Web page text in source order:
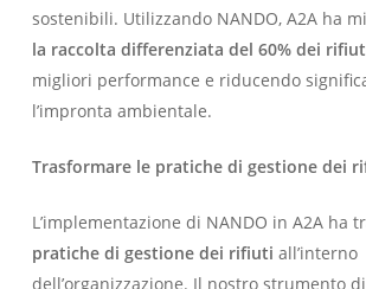
sostenibili. Utilizzando NANDO, A2A ha
la raccolta differenziata del 60% dei
migliori performance e riducendo
l’impronta ambientale.
Trasformare le pratiche di gestione dei
L’implementazione di NANDO in A2A ha
pratiche di gestione dei rifiuti all’interno
dell’organizzazione. Il nostro strumento